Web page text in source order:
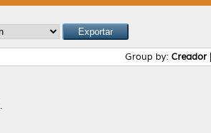
Group by: Creador
.